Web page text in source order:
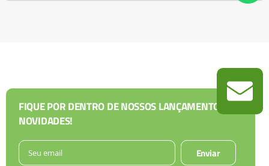
FIQUE POR DENTRO DE NOSSOS LANÇAMENTOS E
NOVIDADES!
Enviar